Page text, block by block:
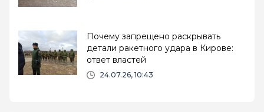
Почему запрещено раскрывать
детали ракетного удара в Кирове:
ответ властей
24.07.26, 10:43